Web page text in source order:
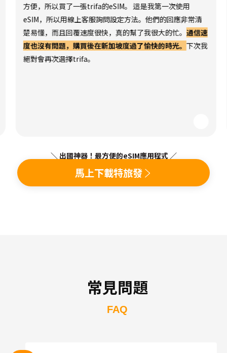
方便，所以買了一張trifa的eSIM。 這是我第一次使用
eSIM，所以用線上客服詢問設定方法。他們的回應非常清
楚易懂，而且回覆速度很快，真的幫了我很大的忙。 通信速
度也沒有問題，購買後在新加坡度過了愉快的時光。 下次我
絕對會再次選擇trifa。
＼ 出國神器！最方便的eSIM應用程式 ／
馬上下載特旅發
常見問題
FAQ